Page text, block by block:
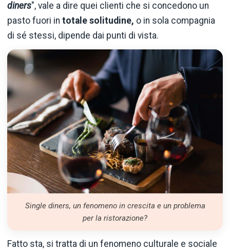
diners", vale a dire quei clienti che si concedono un
pasto fuori in totale solitudine, o in sola compagnia
di sé stessi, dipende dai punti di vista.
Single diners, un fenomeno in crescita e un problema
per la ristorazione?
Fatto sta, si tratta di un fenomeno culturale e sociale